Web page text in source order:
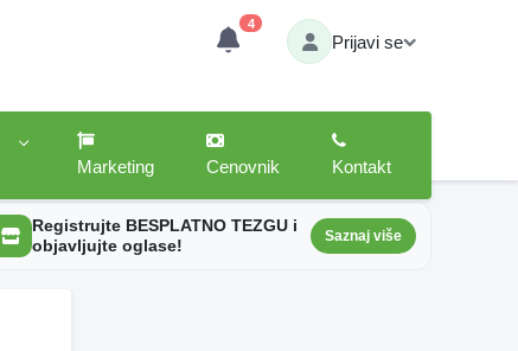
4
Prijavi se
Marketing
Cenovnik Kontakt
Registrujte BESPLATNO TEZGU i
objavljujte oglase!
Saznaj više